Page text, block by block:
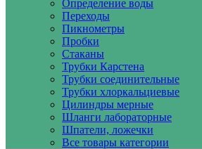
Определение воды
Переходы
Пикнометры
Пробки
Стаканы
Трубки Карстена
Трубки соединительные
Трубки хлоркальциевые
Цилиндры мерные
Шланги лабораторные
Шпатели, ложечки
Все товары категории